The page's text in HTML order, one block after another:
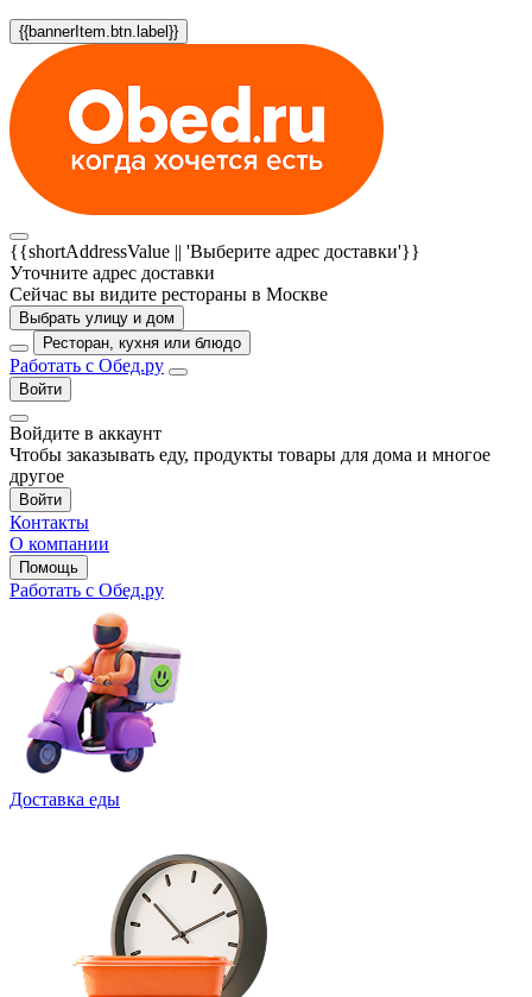
{{bannerItem.btn.label}}
{{shortAddressValue || 'Выберите адрес доставки'}}
Уточните адрес доставки
Сейчас вы видите рестораны в Москве
Выбрать улицу и дом
Ресторан, кухня или блюдо
Работать с Обед.ру
Войти
Войдите в аккаунт
Чтобы заказывать еду, продукты товары для дома и многое
другое
Войти
Контакты
О компании
Помощь
Работать с Обед.ру
Доставка еды